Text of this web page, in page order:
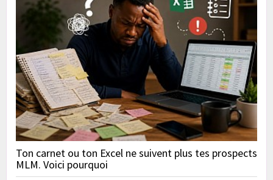
Ton carnet ou ton Excel ne suivent plus tes prospects
MLM. Voici pourquoi